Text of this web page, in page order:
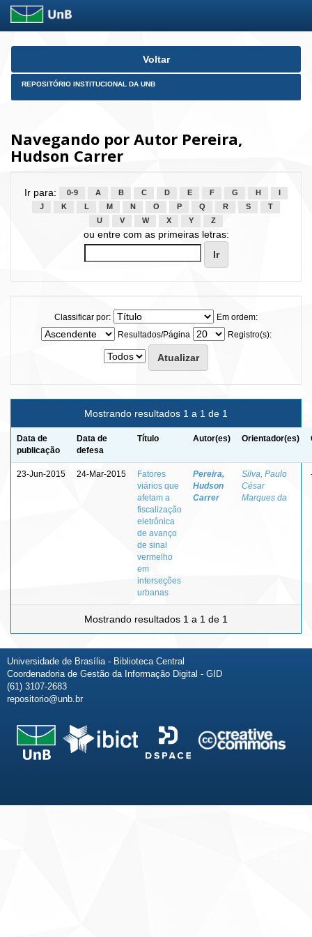
Skip
Voltar
REPOSITÓRIO INSTITUCIONAL DA UNB
Navegando por Autor Pereira,
Hudson Carrer
Ir para: 0-9 A B C D E F G H
J
K L M N O P Q R S
T
U
V W X Y Z
ou entre com as primeiras letras:
Classificar por:
Em ordem:
Resultados/Página
Registro(s):
Mostrando resultados 1 a 1 de 1
Data de
publicação
Data de
defesa
Título Autor(es) Orientador(es)
23-Jun-2015 24-Mar-2015
Fatores
viários que
afetam a
fiscalização
eletrônica
de avanço
de sinal
vermelho
em
interseções
urbanas
Pereira,
Hudson
Carrer
Silva, Paulo
César
Marques da
Mostrando resultados 1 a 1 de 1
Universidade de Brasília - Biblioteca Central
Coordenadoria de Gestão da Informação Digital - GID
(61) 3107-2683
repositorio@unb.br